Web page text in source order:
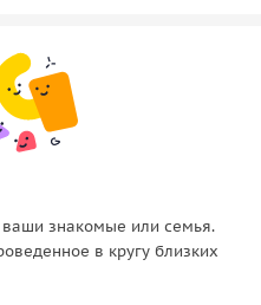
ни один путеводитель
старых книг о Вене.
ваши знакомые или семья.
в кругу близких